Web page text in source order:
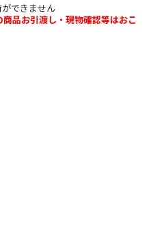
できません
品お引渡し・現物確認等はおこ